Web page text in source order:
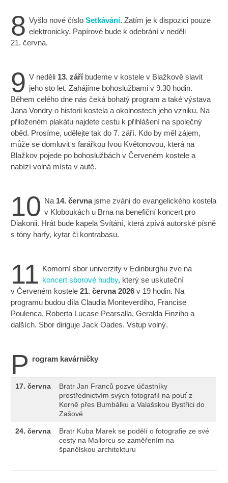
8 Vyšlo nové číslo Setkávání. Zatím je k dispozici pouze
elektronicky. Papírové bude k odebrání v neděli
21. června.
9 V neděli 13. září budeme v kostele v Blažkově slavit
jeho sto let. Zahájíme bohoslužbami v 9.30 hodin.
Během celého dne nás čeká bohatý program a také výstava
Jana Vondry o historii kostela a okolnostech jeho vzniku. Na
přiloženém plakátu najdete cestu k přihlášení na společný
oběd. Prosíme, udělejte tak do 7. září. Kdo by měl zájem,
může se domluvit s farářkou Ivou Květonovou, která na
Blažkov pojede po bohoslužbách v Červeném kostele a
nabízí volná místa v autě.
10 Na 14. červnajsme zváni do evangelického kostela
v Kloboukách u Brna na benefiční koncert pro
Diakonii. Hrát bude kapela Svítání, která zpívá autorské písně
s tóny harfy, kytar či kontrabasu.
11 Komorní sbor univerzity v Edinburghu zve na
koncert sborové hudby, který se uskuteční
v Červeném kostele21. června 2026 v 19 hodin. Na
programu budou díla Claudia Monteverdiho, Francise
Poulenca, Roberta Lucase Pearsalla, Geralda Finziho a
dalších. Sbor diriguje Jack Oades. Vstup volný.
P rogram kavárničky
17. června
Bratr Jan Franců pozve účastníky
prostřednictvím svých fotografií na pouť z
Korně přes Bumbálku a Valašskou Bystřici do
Zašové
24. června
Bratr Kuba Marek se podělí o fotografie ze své
cesty na Mallorcu se zaměřením na
španělskou architekturu